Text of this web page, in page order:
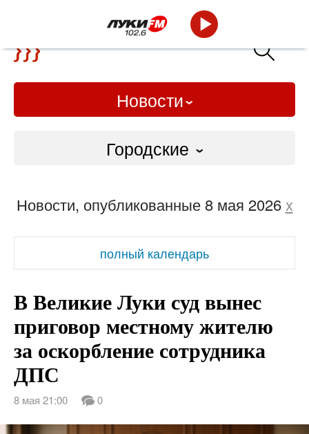
Новости
Городские
Слово Дело
Народные
Новости, опубликованные 8 мая 2026 x
полный календарь
В Великие Луки суд вынес
приговор местному жителю
за оскорбление сотрудника
ДПС
8 мая 21:00 0